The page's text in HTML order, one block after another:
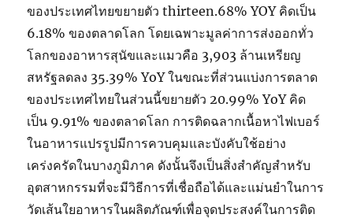
ของประเทศไทยขยายตัว thirteen.68% YOY คิดเป็น
6.18% ของตลาดโลก โดยเฉพาะมูลค่าการส่งออกทั่ว
โลกของอาหารสุนัขและแมวคือ 3,903 ล้านเหรียญ
สหรัฐลดลง 35.39% YoY ในขณะที่ส่วนแบ่งการตลาด
ของประเทศไทยในส่วนนี้ขยายตัว 20.99% YoY คิด
เป็น 9.91% ของตลาดโลก การติดฉลากเนื้อหาไฟเบอร์
ในอาหารแปรรูปมีการควบคุมและบังคับใช้อย่าง
เคร่งครัดในบางภูมิภาค ดังนั้นจึงเป็นสิ่งสำคัญสำหรับ
อุตสาหกรรมที่จะมีวิธีการที่เชื่อถือได้และแม่นยำในการ
วัดเส้นใยอาหารในผลิตภัณฑ์เพื่อจุดประสงค์ในการติด